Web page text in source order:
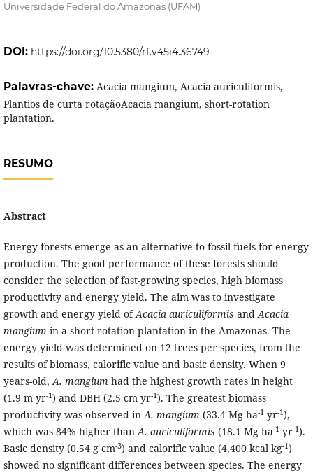
Universidade Federal do Amazonas (UFAM)
DOI: https://doi.org/10.5380/rf.v45i4.36749
Palavras-chave: Acacia mangium, Acacia auriculiformis,
Plantios de curta rotaçãoAcacia mangium, short-rotation
plantation.
RESUMO
Abstract
Energy forests emerge as an alternative to fossil fuels for energy
production. The good performance of these forests should
consider the selection of fast-growing species, high biomass
productivity and energy yield. The aim was to investigate
growth and energy yield ofAcacia auriculiformis andAcacia
mangium in a short-rotation plantation in the Amazonas. The
energy yield was determined on 12 trees per species, from the
results of biomass, calorific value and basic density. When 9
years-old,A. mangium had the highest growth rates in height
(1.9 m yr-1) and DBH (2.5 cm yr-1). The greatest biomass
productivity was observed inA. mangium (33.4 Mg ha-1yr-1),
which was 84% higher thanA. auriculiformis (18.1 Mg ha-1yr-1).
Basic density (0.54 g cm-3) and calorific value (4,400 kcal kg-1)
showed no significant differences between species. The energy